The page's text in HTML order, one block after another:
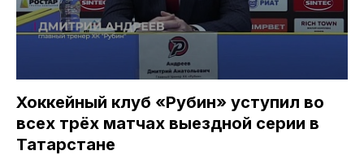
Хоккейный клуб «Рубин» уступил во
всех трёх матчах выездной серии в
Татарстане